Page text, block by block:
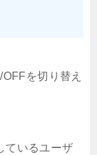
を切り替え
ているユーザ